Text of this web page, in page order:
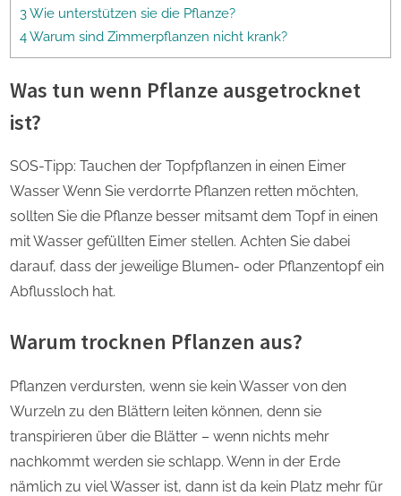
3 Wie unterstützen sie die Pflanze?
4 Warum sind Zimmerpflanzen nicht krank?
Was tun wenn Pflanze ausgetrocknet
ist?
SOS-Tipp: Tauchen der Topfpflanzen in einen Eimer
Wasser Wenn Sie verdorrte Pflanzen retten möchten,
sollten Sie die Pflanze besser mitsamt dem Topf in einen
mit Wasser gefüllten Eimer stellen. Achten Sie dabei
darauf, dass der jeweilige Blumen- oder Pflanzentopf ein
Abflussloch hat.
Warum trocknen Pflanzen aus?
Pflanzen verdursten, wenn sie kein Wasser von den
Wurzeln zu den Blättern leiten können, denn sie
transpirieren über die Blätter – wenn nichts mehr
nachkommt werden sie schlapp. Wenn in der Erde
nämlich zu viel Wasser ist, dann ist da kein Platz mehr für